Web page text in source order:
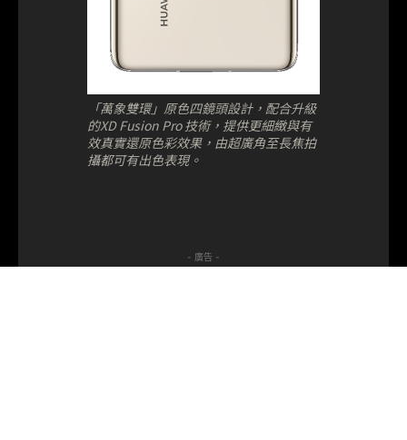
「萬象雙環」原色四鏡頭設計，配合升級
的XD Fusion Pro 技術，提供更細緻與有
效真實還原色彩效果，由超廣角至長焦拍
攝都可有出色表現。
- 廣告 -